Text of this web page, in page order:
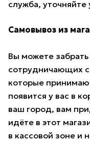
служба,
Самовывоз из
Вы можете
сотрудничающих с
которые
появится у вас в
ваш город, вам
идёте в этот
в кассовой зоне и